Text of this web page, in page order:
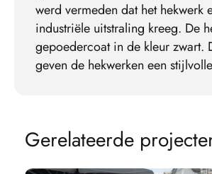
werd vermeden dat het hekwerk
industriële uitstraling kreeg. De
gepoedercoat in de kleur zwart.
geven de hekwerken een
Gerelateerde projecte